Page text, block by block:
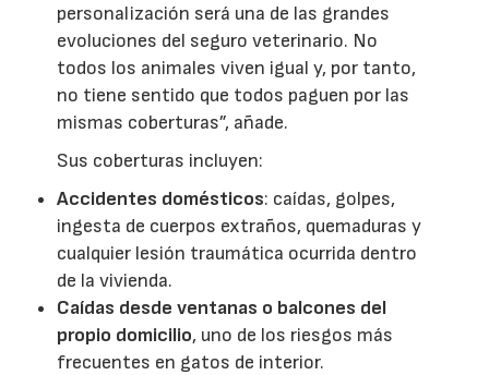
personalización será una de las grandes
evoluciones del seguro veterinario. No
todos los animales viven igual y, por tanto,
no tiene sentido que todos paguen por las
mismas coberturas”, añade.
Sus coberturas incluyen:
Accidentes domésticos: caídas, golpes,
ingesta de cuerpos extraños, quemaduras y
cualquier lesión traumática ocurrida dentro
de la vivienda.
Caídas desde ventanas o balcones del
propio domicilio, uno de los riesgos más
frecuentes en gatos de interior.